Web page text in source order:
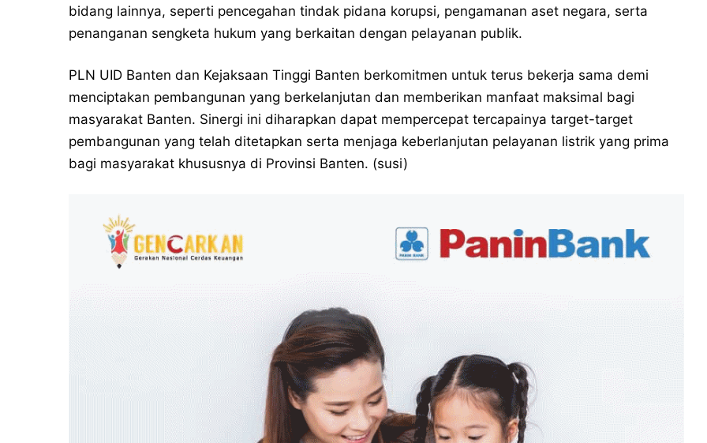
bidang lainnya, seperti pencegahan tindak pidana korupsi, pengamanan aset negara, serta
penanganan sengketa hukum yang berkaitan dengan pelayanan publik.
PLN UID Banten dan Kejaksaan Tinggi Banten berkomitmen untuk terus bekerja sama demi
menciptakan pembangunan yang berkelanjutan dan memberikan manfaat maksimal bagi
masyarakat Banten. Sinergi ini diharapkan dapat mempercepat tercapainya target-target
pembangunan yang telah ditetapkan serta menjaga keberlanjutan pelayanan listrik yang prima
bagi masyarakat khususnya di Provinsi Banten. (susi)